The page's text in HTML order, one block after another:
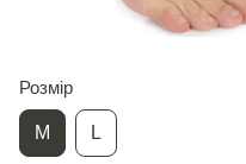
Розмір
M L